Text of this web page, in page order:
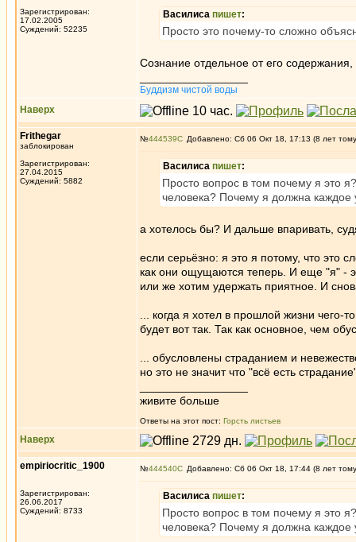
Зарегистрирован:
17.02.2005
Суждений: 52235
Василиса пишет:
Просто это почему-то сложно
Сознание отдельное от его содержания,
Буддизм чистой воды
Наверх
Frithegar
заблокирован
Зарегистрирован:
27.04.2015
Суждений: 5882
№444539 Добавлено: Сб 06 Окт 18, 17:13 (8 лет
Василиса пишет:
Просто вопрос в том почему я это
человека? Почему я должна каждое
а хотелось бы? И дальше впаривать,
если серьёзно: я это я потому, что это
как они ощущаются теперь. И еще "я" -
или же хотим удержать приятное. И
... когда я хотел в прошлой жизни чего-
будет вот так. Так как основное, чем
... обусловлены страданием и
но это не значит что "всё есть
живите больше
Ответы на этот пост: Горсть листьев
Наверх
empiriocritic_1900
Зарегистрирован:
26.06.2017
Суждений: 8733
№444540 Добавлено: Сб 06 Окт 18, 17:44 (8 лет
Василиса пишет:
Просто вопрос в том почему я это
человека? Почему я должна каждое